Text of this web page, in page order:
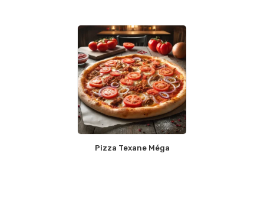
Pizza Texane Méga